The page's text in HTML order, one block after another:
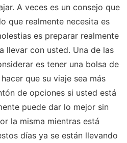
A veces es un consejo que
que realmente necesita es
es preparar realmente
llevar con usted. Una de las
es tener una bolsa de
que su viaje sea más
de opciones si usted está
puede dar lo mejor sin
la misma mientras está
días ya se están llevando